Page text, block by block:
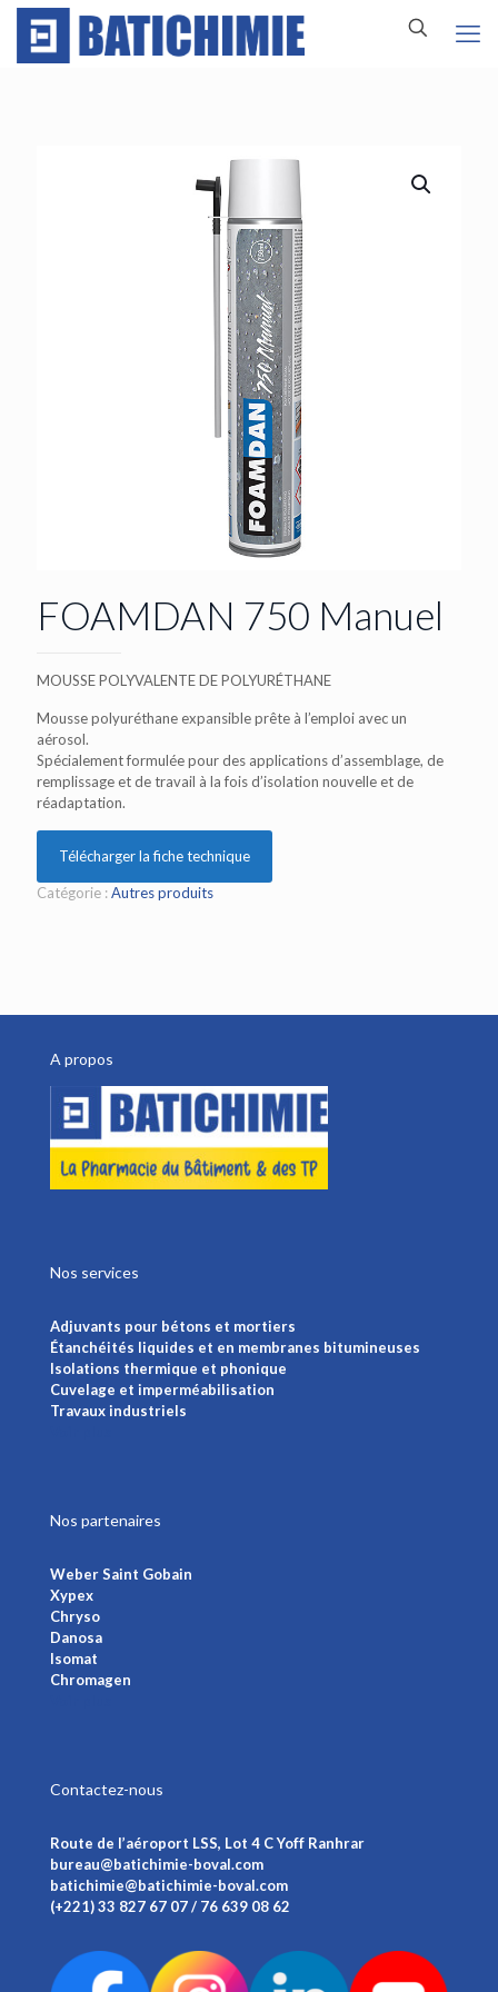
FOAMDAN 750 Manuel
MOUSSE POLYVALENTE DE POLYURÉTHANE
Mousse polyuréthane expansible prête à l’emploi avec un
aérosol.
Spécialement formulée pour des applications d’assemblage, de
remplissage et de travail à la fois d’isolation nouvelle et de
réadaptation.
Télécharger la fiche technique
Catégorie :Autres produits
A propos
Nos services
Adjuvants pour bétons et mortiers
Étanchéités liquides et en membranes bitumineuses
Isolations thermique et phonique
Cuvelage et imperméabilisation
Travaux industriels
Nos partenaires
Weber Saint Gobain
Xypex
Chryso
Danosa
Isomat
Chromagen
Contactez-nous
Route de l’aéroport LSS, Lot 4 C Yoff Ranhrar
bureau@batichimie-boval.com
batichimie@batichimie-boval.com
(+221) 33 827 67 07 / 76 639 08 62